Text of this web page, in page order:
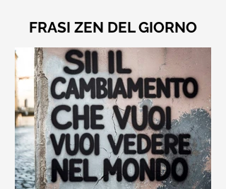
FRASI ZEN DEL GIORNO